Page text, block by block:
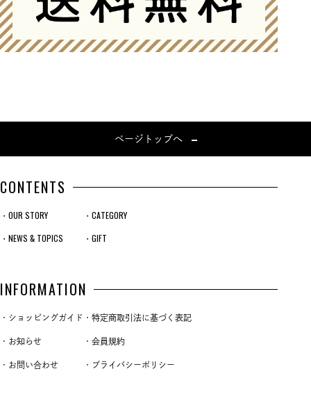
ページトップへ
CONTENTS
・OUR STORY
・NEWS & TOPICS
・CATEGORY
・GIFT
INFORMATION
・ショッピングガイド
・お知らせ
・お問い合わせ
・特定商取引法に基づく表記
・会員規約
・プライバシーポリシー